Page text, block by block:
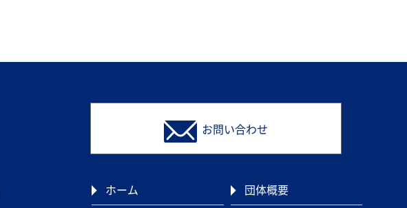
お問い合わせ
ホーム 団体概要